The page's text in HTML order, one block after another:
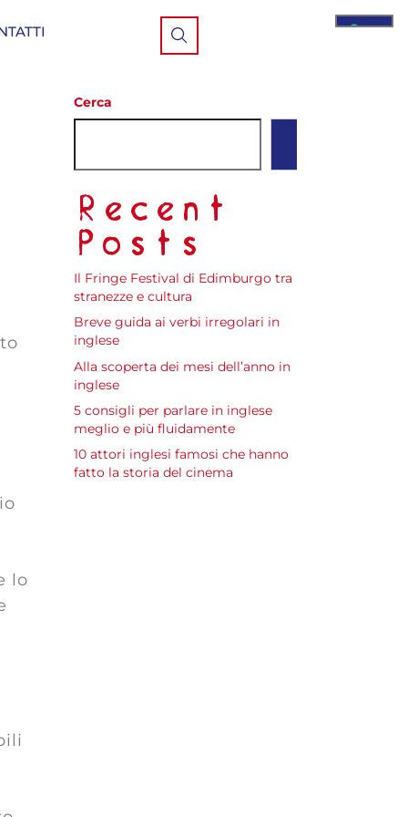
lo
Cerca
Recent
Posts
Il Fringe Festival di Edimburgo tra
stranezze e cultura
Breve guida ai verbi irregolari in
inglese
Alla scoperta dei mesi dell’anno in
inglese
5 consigli per parlare in inglese
meglio e più fluidamente
10 attori inglesi famosi che hanno
fatto la storia del cinema